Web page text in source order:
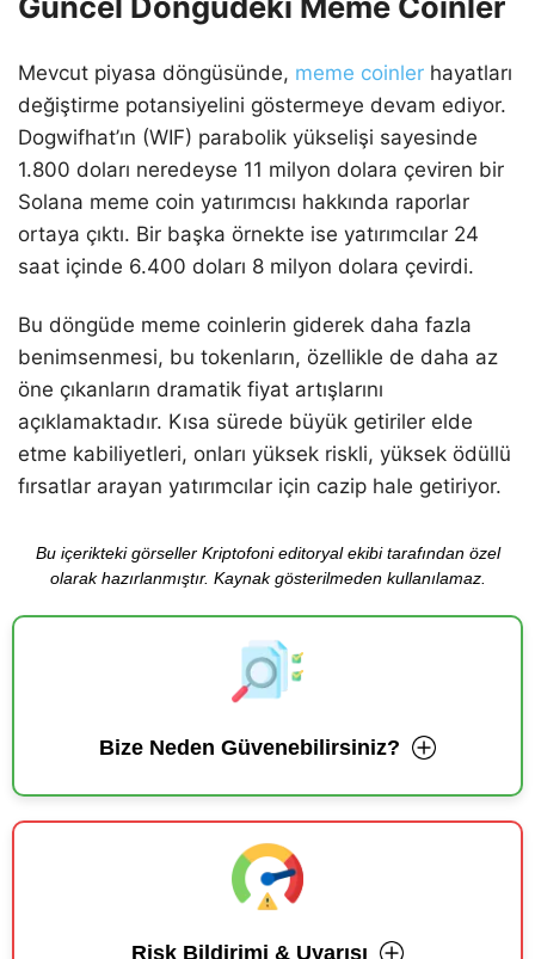
Mevcut piyasa döngüsünde, meme coinler hayatları
değiştirme potansiyelini göstermeye devam ediyor.
Dogwifhat’ın (WIF) parabolik yükselişi sayesinde
1.800 doları neredeyse 11 milyon dolara çeviren bir
Solana meme coin yatırımcısı hakkında raporlar
ortaya çıktı. Bir başka örnekte ise yatırımcılar 24
saat içinde 6.400 doları 8 milyon dolara çevirdi.
Bu döngüde meme coinlerin giderek daha fazla
benimsenmesi, bu tokenların, özellikle de daha az
öne çıkanların dramatik fiyat artışlarını
açıklamaktadır. Kısa sürede büyük getiriler elde
etme kabiliyetleri, onları yüksek riskli, yüksek ödüllü
fırsatlar arayan yatırımcılar için cazip hale getiriyor.
Bu içerikteki görseller Kriptofoni editoryal ekibi tarafından özel
olarak hazırlanmıştır. Kaynak gösterilmeden kullanılamaz.
Bize Neden Güvenebilirsiniz?
Risk Bildirimi & Uyarısı